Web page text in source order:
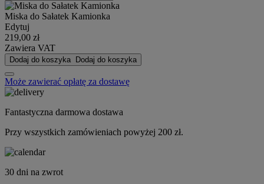
Miska do Sałatek Kamionka
Edytuj
219,00 zł
Zawiera VAT
Dodaj do koszyka Dodaj do koszyka
Może zawierać opłatę za dostawę
Fantastyczna darmowa dostawa
Przy wszystkich zamówieniach powyżej 200 zł.
30 dni na zwrot